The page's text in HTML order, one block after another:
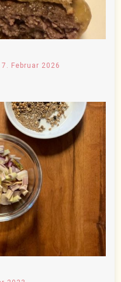
7. Februar 2026